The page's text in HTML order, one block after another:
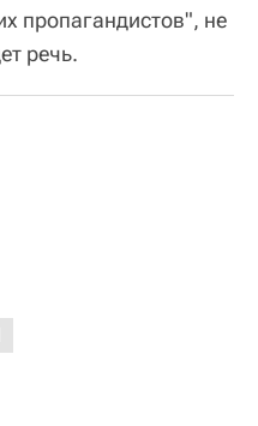
пропагандистов", не
речь.